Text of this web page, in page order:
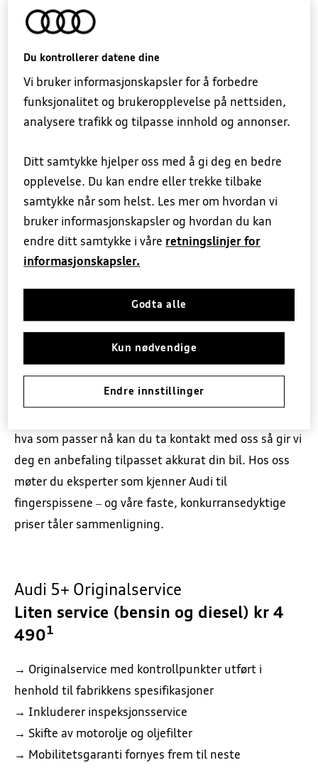
Biltilbehør
5+ Originalservice
Mobilitetsgaranti er inkludert frem til neste
du enkelt i Bilhold.
Bestill service
Liten eller stor service?
For å ta best mulig vare på din Audi anbefaler vi å
hva som passer nå kan du ta kontakt med oss så gir vi
deg en anbefaling tilpasset akkurat din bil. Hos oss
møter du eksperter som kjenner Audi til
fingerspissene – og våre faste, konkurransedyktige
priser tåler sammenligning.
Audi 5+ Originalservice
Liten service (bensin og diesel) kr 4
4901
→ Originalservice med kontrollpunkter utført i
henhold til fabrikkens spesifikasjoner
→ Inkluderer inspeksjonsservice
→ Skifte av motorolje og oljefilter
→ Mobilitetsgaranti fornyes frem til neste
Du kontrollerer datene dine
Vi bruker informasjonskapsler for å forbedre
funksjonalitet og brukeropplevelse på nettsiden,
analysere trafikk og tilpasse innhold og annonser.
Ditt samtykke hjelper oss med å gi deg en bedre
opplevelse. Du kan endre eller trekke tilbake
samtykke når som helst. Les mer om hvordan vi
bruker informasjonskapsler og hvordan du kan
endre ditt samtykke i våre retningslinjer for
informasjonskapsler.
Endre innstillinger
Kun nødvendige
Godta alle